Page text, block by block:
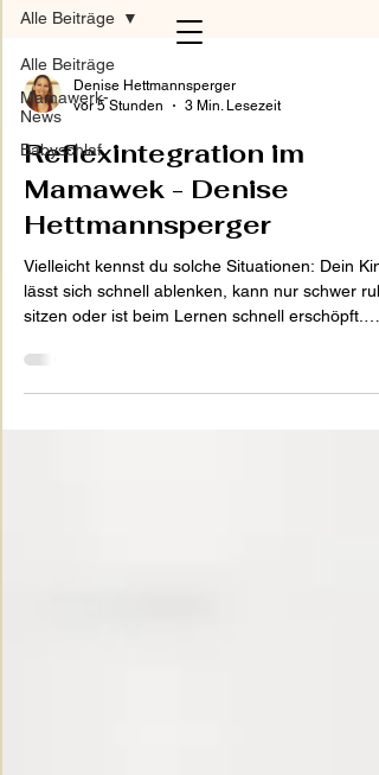
Alle Beiträge
Mamawerk-
News
Babyschlaf
Alle Beiträge
Denise Hettmannsperger
vor 5 Stunden
3 Min. Lesezeit
Reflexintegration im
Mamawek - Denise
Hettmannsperger
Vielleicht kennst du solche Situationen: Dein
lässt sich schnell ablenken, kann nur schwer
sitzen oder ist beim Lernen schnell erschöpft.
beim Schreiben oder reagiert auf kleine
Veränderungen besonders empfindlich. Obwohl